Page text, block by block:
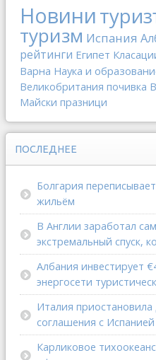
Новини
туризм Испания
рейтинги Египет
Варна Наука и
Великобритания почивка
Майски празници
ПОСЛЕДНЕЕ
Болгария
жильём
В Англии заработал
экстремальный спуск,
Албания инвестирует
энергосети
Италия
соглашения с Испанией
Карликовое